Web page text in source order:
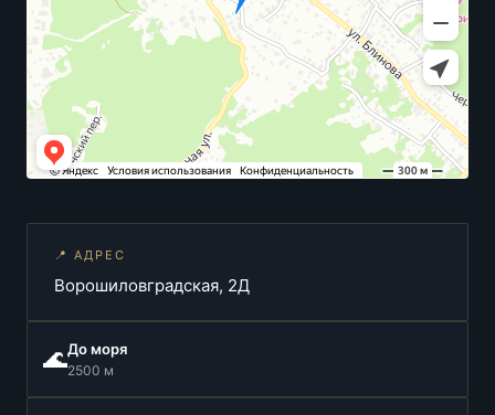
📍 АДРЕС
Ворошиловградская, 2Д
🌊До моря
2500 м